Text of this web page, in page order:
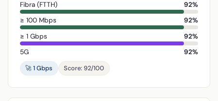
Fibra (FTTH)
92%
≥ 100 Mbps
92%
≥ 1 Gbps
92%
5G
92%
🚀 1 Gbps
Score: 92/100